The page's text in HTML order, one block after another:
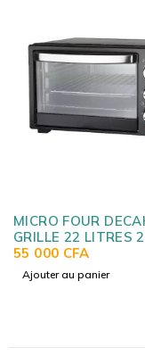
MICRO FOUR
GRILLE 22 LITRES
KEEV008B
55 000CFA
Ajouter au panier